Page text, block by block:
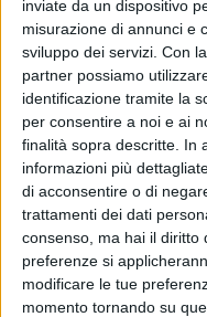
inviate da un dispositivo
misurazione di annunci e
sviluppo dei servizi. Con
partner possiamo
identificazione tramite la
per consentire a noi e ai
finalità sopra descritte. In
informazioni più
di acconsentire o di
trattamenti dei dati
consenso, ma hai il diritto
preferenze si
modificare le tue
momento tornando su